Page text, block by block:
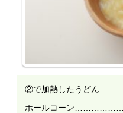
②で加熱したうどん
ホールコーン